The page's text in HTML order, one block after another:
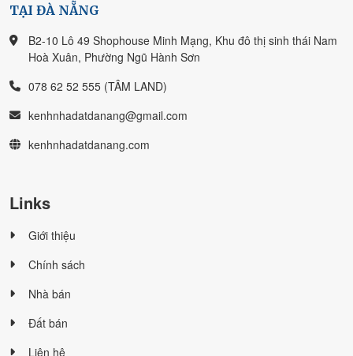
TẠI ĐÀ NẴNG
B2-10 Lô 49 Shophouse Minh Mạng, Khu đô thị sinh thái Nam
Hoà Xuân, Phường Ngũ Hành Sơn
078 62 52 555 (TÂM LAND)
kenhnhadatdanang@gmail.com
kenhnhadatdanang.com
Links
Giới thiệu
Chính sách
Nhà bán
Đất bán
Liên hệ